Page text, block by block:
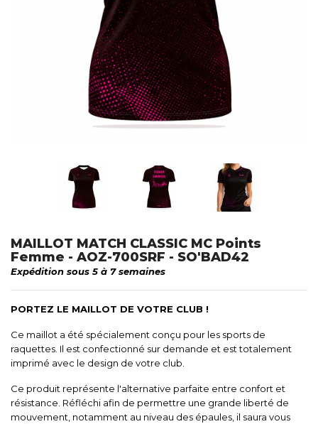
MAILLOT MATCH CLASSIC MC Points
Femme - AOZ-700SRF - SO'BAD42
Expédition sous 5 à 7 semaines
PORTEZ LE MAILLOT DE VOTRE CLUB !
Ce maillot a été spécialement conçu pour les sports de
raquettes. Il est confectionné sur demande et est totalement
imprimé avec le design de votre club.
Ce produit représente l'alternative parfaite entre confort et
résistance. Réfléchi afin de permettre une grande liberté de
mouvement, notamment au niveau des épaules, il saura vous